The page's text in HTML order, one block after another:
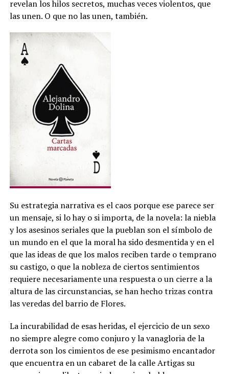
revelan los hilos secretos, muchas veces violentos, que
las unen. O que no las unen, también.
Su estrategia narrativa es el caos porque ese parece ser
un mensaje, si lo hay o si importa, de la novela: la niebla
y los asesinos seriales que la pueblan son el símbolo de
un mundo en el que la moral ha sido desmentida y en el
que las ideas de que los malos reciben tarde o temprano
su castigo, o que la nobleza de ciertos sentimientos
requiere necesariamente una respuesta o un cierre a la
altura de las circunstancias, se han hecho trizas contra
las veredas del barrio de Flores.
La incurabilidad de esas heridas, el ejercicio de un sexo
no siempre alegre como conjuro y la vanagloria de la
derrota son los cimientos de ese pesimismo encantador
que encuentra en un cabaret de la calle Artigas su